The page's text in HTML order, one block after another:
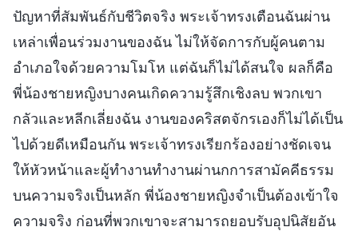
ปัญหาที่สัมพันธ์กับชีวิตจริง พระเจ้าทรงเตือนฉันผ่าน
เหล่าเพื่อนร่วมงานของฉัน ไม่ให้จัดการกับผู้คนตาม
อำเภอใจด้วยความโมโห แต่ฉันก็ไม่ได้สนใจ ผลก็คือ
พี่น้องชายหญิงบางคนเกิดความรู้สึกเชิงลบ พวกเขา
กลัวและหลีกเลี่ยงฉัน งานของคริสตจักรเองก็ไม่ได้เป็น
ไปด้วยดีเหมือนกัน พระเจ้าทรงเรียกร้องอย่างชัดเจน
ให้หัวหน้าและผู้ทำงานทำงานผ่านกการสามัคคีธรรม
บนความจริงเป็นหลัก พี่น้องชายหญิงจำเป็นต้องเข้าใจ
ความจริง ก่อนที่พวกเขาจะสามารถยอบรับอุปนิสัยอัน